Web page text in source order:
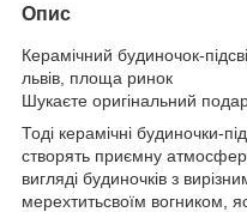
Опис
Керамічний будиночок-
львів, площа ринок
Шукаєте оригінальний
Тоді керамічні будиночки-
створять приємну
вигляді будиночків з
мерехтитьсвоїм вогником,